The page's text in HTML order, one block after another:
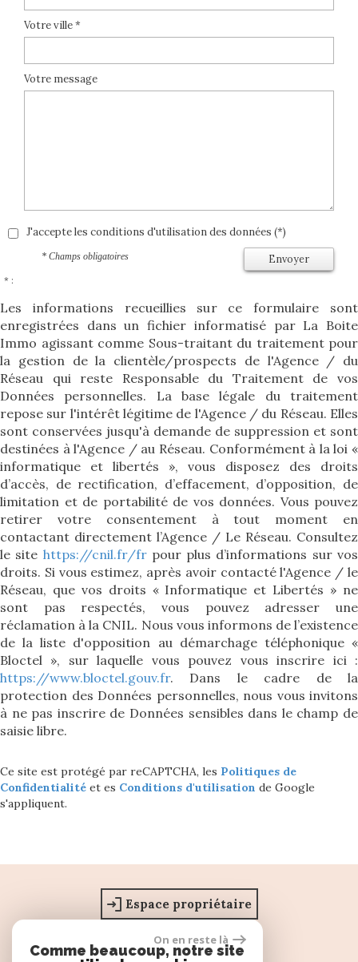
Votre ville *
Votre message
J'accepte les conditions d'utilisation des données (*)
Envoyer
* Champs obligatoires
* :
Les informations recueillies sur ce formulaire sont
enregistrées dans un fichier informatisé par La Boite
Immo agissant comme Sous-traitant du traitement pour
la gestion de la clientèle/prospects de l'Agence / du
Réseau qui reste Responsable du Traitement de vos
Données personnelles. La base légale du traitement
repose sur l'intérêt légitime de l'Agence / du Réseau. Elles
sont conservées jusqu'à demande de suppression et sont
destinées à l'Agence / au Réseau. Conformément à la loi «
informatique et libertés », vous disposez des droits
d’accès, de rectification, d’effacement, d’opposition, de
limitation et de portabilité de vos données. Vous pouvez
retirer votre consentement à tout moment en
contactant directement l’Agence / Le Réseau. Consultez
le site https://cnil.fr/frpour plus d’informations sur vos
droits. Si vous estimez, après avoir contacté l'Agence / le
Réseau, que vos droits « Informatique et Libertés » ne
sont pas respectés, vous pouvez adresser une
réclamation à la CNIL. Nous vous informons de l’existence
de la liste d'opposition au démarchage téléphonique «
Bloctel », sur laquelle vous pouvez vous inscrire ici :
https://www.bloctel.gouv.fr. Dans le cadre de la
protection des Données personnelles, nous vous invitons
à ne pas inscrire de Données sensibles dans le champ de
saisie libre.
Ce site est protégé par reCAPTCHA, les Politiques de
Confidentialité et es Conditions d'utilisation de Google
s'appliquent.
Espace propriétaire
On en reste là
Comme beaucoup, notre site